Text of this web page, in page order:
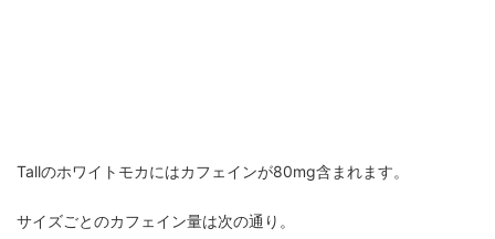
Tallのホワイトモカにはカフェインが80mg含まれます。
サイズごとのカフェイン量は次の通り。